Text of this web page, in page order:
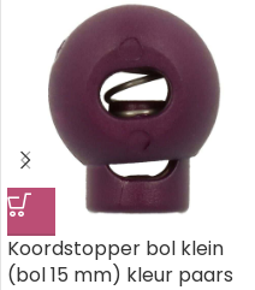
Koordstopper bol klein
(bol 15 mm) kleur paars